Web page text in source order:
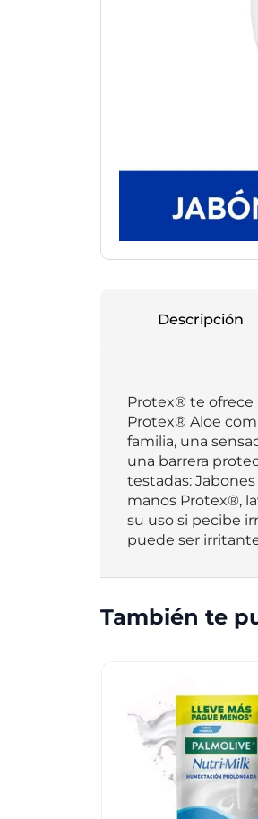
Descripción
Protex® te ofrece
Protex® Aloe
familia, una
una barrera
testadas:
manos Protex®,
su uso si pecibe
puede ser
También te